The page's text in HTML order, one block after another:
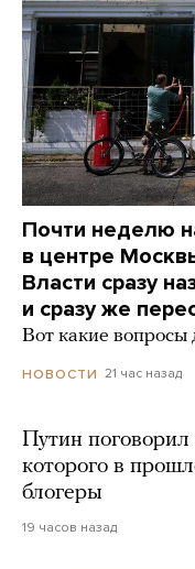
Почти неделю
в центре
Власти сразу
и сразу же
Вот какие вопросы
НОВОСТИ 21 час назад
Путин
которого в
блогеры
19 часов назад